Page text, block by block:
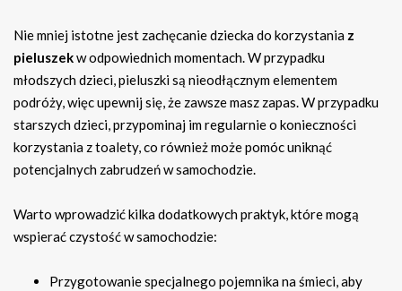
Nie mniej istotne jest zachęcanie dziecka do korzystania z
pieluszekw odpowiednich momentach. W przypadku
młodszych dzieci, pieluszki są nieodłącznym elementem
podróży, więc upewnij się, że zawsze masz zapas. W przypadku
starszych dzieci, przypominaj im regularnie o konieczności
korzystania z toalety, co również może pomóc uniknąć
potencjalnych zabrudzeń w samochodzie.
Warto wprowadzić kilka dodatkowych praktyk, które mogą
wspierać czystość w samochodzie:
Przygotowanie specjalnego pojemnika na śmieci, aby